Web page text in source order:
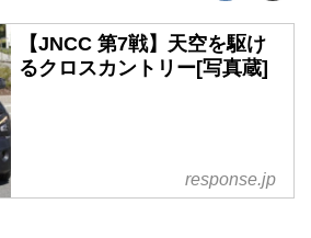
【JNCC 第7戦】天空を駆け
るクロスカントリー[写真蔵]
response.jp